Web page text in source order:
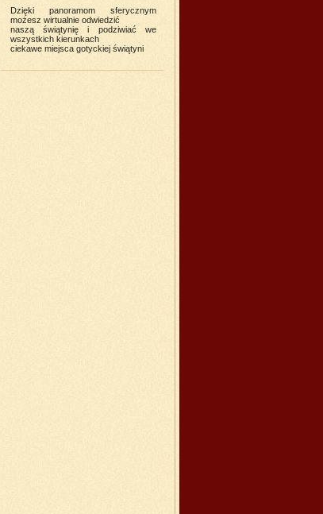
Dzięki panoramom sferycznym
możesz wirtualnie odwiedzić
naszą świątynię i podziwiać we
wszystkich kierunkach
ciekawe miejsca gotyckiej świątyni